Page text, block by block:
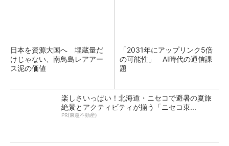
日本を資源大国へ 埋蔵量だ
けじゃない、南鳥島レアアー
ス泥の価値
「2031年にアップリンク5倍
の可能性」 AI時代の通信課
題
楽しさいっぱい！北海道・ニセコで避暑の夏旅
絶景とアクティビティが揃う「ニセコ東...
PR(東急不動産)